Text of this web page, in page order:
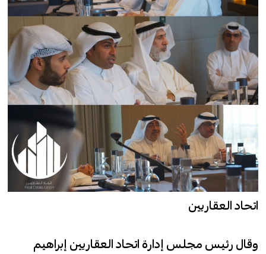
اتحاد العقاريين
وقال رئيس مجلس إدارة اتحاد العقاريين إبراهيم